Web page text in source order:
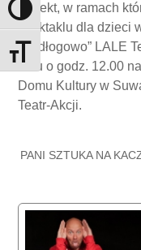
Toggle High Contrast
Toggle Font size
projekt, w ramach
spektaklu dla dzieci
„Podłogowo” LALE
roku o godz. 12.00
Domu Kultury w
Teatr-Akcji.
PANI SZTUKA NA